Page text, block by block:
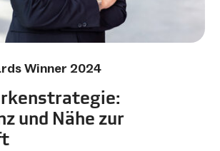
Winner 2024
und Nähe zur